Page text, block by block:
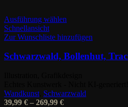
Ausführung wählen
weist
Varianten
können
auf
Schnellansicht
Zur Wunschliste hinzufügen
Schwarzwald, Bollenhut,
Wandkunst Schwarzwald
39,99 € – 269,99 €